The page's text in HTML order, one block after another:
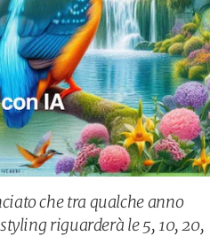
che tra qualche anno
riguarderà le 5, 10, 20,